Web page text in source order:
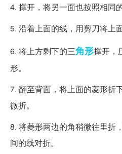
4. 撑开，将另一面也按照相同
5. 沿着上面的线，用剪刀将上
6. 将上方剩下的三角形撑开，
形。
7. 翻至背面，将上面的菱形折
微折。
8. 将菱形两边的角稍微往里折
间的线对折。